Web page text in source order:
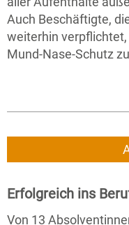
Auch Beschäftigte,
weiterhin
Mund-Nase-Schutz
Erfolgreich ins
Von 13